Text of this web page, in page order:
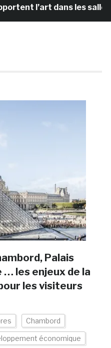
l’art dans les salles
Palais
… les enjeux de la
les visiteurs
Chambord
économique